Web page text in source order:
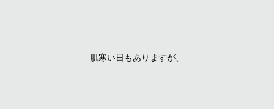
肌寒い日もありますが、